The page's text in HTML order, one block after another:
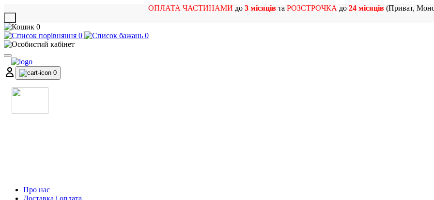
ОПЛАТА ЧАСТИНАМИ до 3 місяцівта РОЗСТРОЧКА до 24 місяців(Приват,
0
0
0
0
Про нас
Доставка і оплата